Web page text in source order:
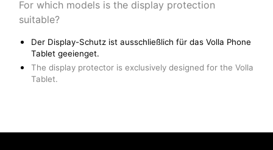
For which models is the display protection
suitable?
Der Display-Schutz ist ausschließlich für das Volla Phone
Tablet geeienget.
The display protector is exclusively designed for the Volla
Tablet.